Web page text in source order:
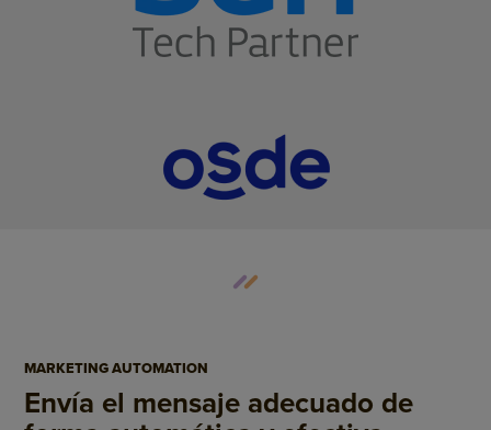
MARKETING AUTOMATION
Envía el mensaje adecuado de